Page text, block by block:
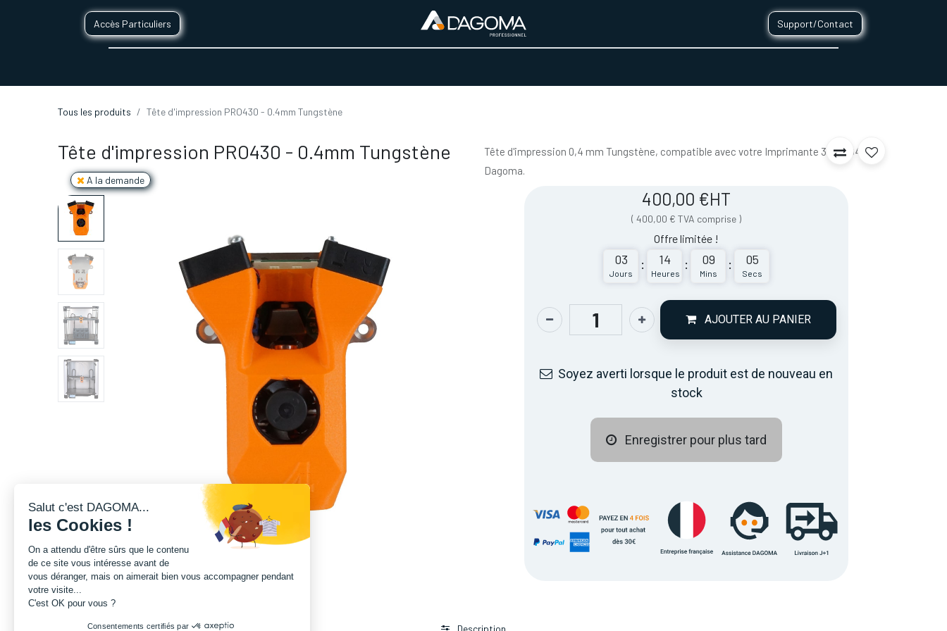
Accès Particuliers Support/Contact
Tous les produits Tête d'impression PRO430 - 0.4mm Tungstène
Tête d'impression PRO430 - 0.4mm Tungstène
A la demande
Tête d'impression 0,4 mm Tungstène, compatible avec votre Imprimante 3D PRO430 de
Dagoma.
400,00 €HT
(400,00 € TVA comprise )
Offre limitée !
03
Jours
: 14
Heures
: 09
Mins
: 05
Secs
AJOUTER AU PANIER
Soyez averti lorsque le produit est de nouveau en
stock
Enregistrer pour plus tard
Salut c'est DAGOMA...
les Cookies !
On a attendu d'être sûrs que le contenu
de ce site vous intéresse avant de
vous déranger, mais on aimerait bien vous accompagner pendant
votre visite...
C'est OK pour vous ?
Consentements certifiés par